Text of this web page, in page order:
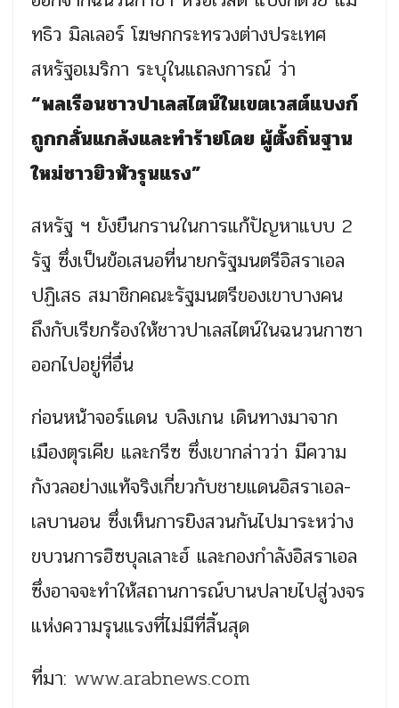
ทธิว มิลเลอร์ โฆษกกระทรวงต่างประเทศ
สหรัฐอเมริกา ระบุในแถลงการณ์ ว่า
“พลเรือนชาวปาเลสไตน์ในเขตเวสต์แบงก์
ถูกกลั่นแกล้งและทำร้ายโดย ผู้ตั้งถิ่นฐาน
ใหม่ชาวยิวหัวรุนแรง”
สหรัฐ ฯ ยังยืนกรานในการแก้ปัญหาแบบ 2
รัฐ ซึ่งเป็นข้อเสนอที่นายกรัฐมนตรีอิสราเอล
ปฏิเสธ สมาชิกคณะรัฐมนตรีของเขาบางคน
ถึงกับเรียกร้องให้ชาวปาเลสไตน์ในฉนวนกาซา
ออกไปอยู่ที่อื่น
ก่อนหน้าจอร์แดน บลิงเกน เดินทางมาจาก
เมืองตุรเคีย และกรีซ ซึ่งเขากล่าวว่า มีความ
กังวลอย่างแท้จริงเกี่ยวกับชายแดนอิสราเอล-
เลบานอน ซึ่งเห็นการยิงสวนกันไปมาระหว่าง
ขบวนการฮิซบุลเลาะฮ์ และกองกำลังอิสราเอล
ซึ่งอาจจะทำให้สถานการณ์บานปลายไปสู่วงจร
แห่งความรุนแรงที่ไม่มีที่สิ้นสุด
ที่มา: www.arabnews.com